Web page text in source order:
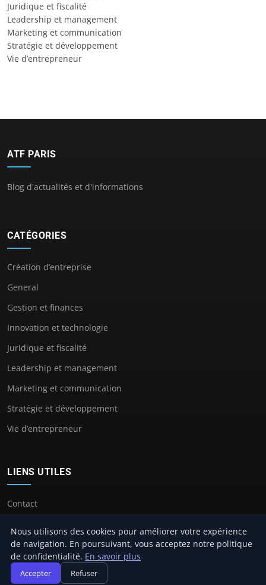
Juridique et fiscalité
Leadership et management
Marketing et communication
Stratégie et développement
Vie d’entrepreneur
ATF PARIS
Blog d'actualités et d'informations
CATÉGORIES
Création d’entreprise
General
Gestion et finances
Innovation et technologie
Juridique et fiscalité
Leadership et management
Marketing et communication
Stratégie et développement
Vie d’entrepreneur
LIENS UTILES
Contact
© 2026 Atf Paris. Tous droits réservés.
À proposMentions légales
Nous utilisons des cookies pour améliorer votre expérience
de navigation. En poursuivant, vous acceptez notre politique
de confidentialité. En savoir plus
Accepter Refuser